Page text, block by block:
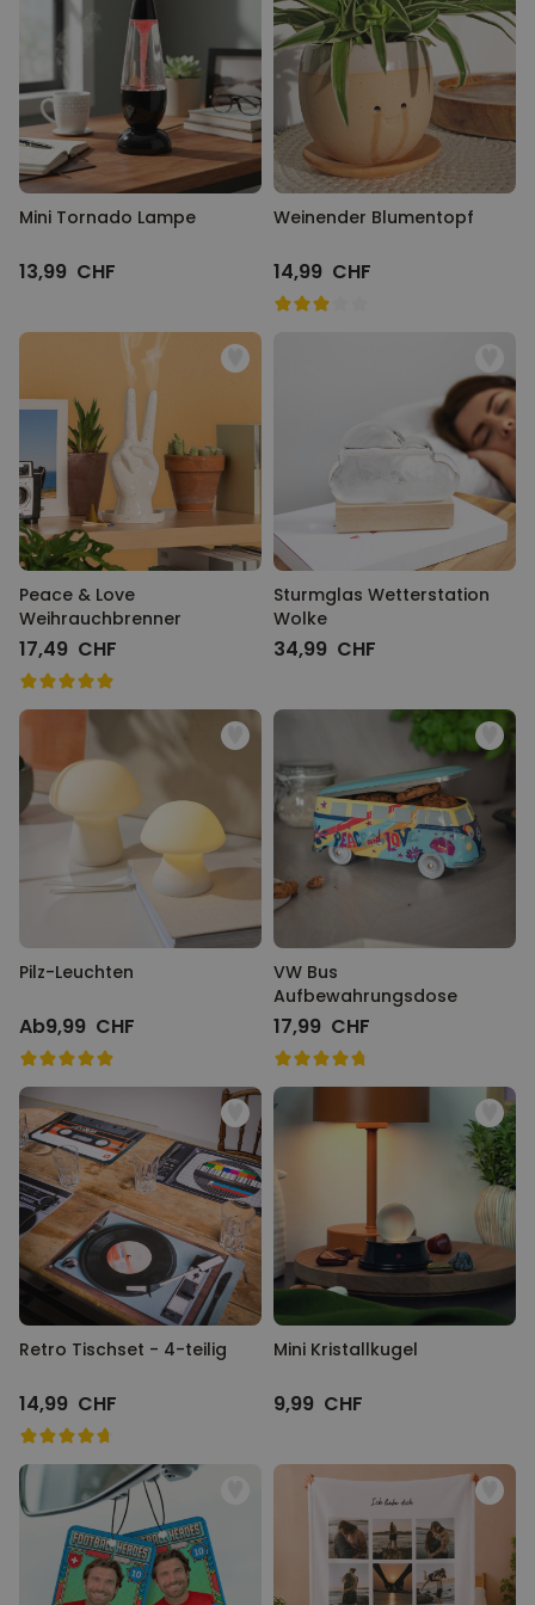
Personalisierbar
Personalisierbarer Bierkrug
mit Logo und Gesicht
über 71.100
mal gekauft
24,99 CHF
Personalisierbar
Personalisierte Vase mit Text
und Symbol
Personalisierbares Handtuch
mit Monogramm
über 300
mal
gekauft
39,99 CHF
Mini Tornado Lampe
13,99 CHF
Weinender Blumentopf
14,99 CHF
Peace & Love
Weihrauchbrenner
17,49 CHF
Sturmglas Wetterstation
Wolke
34,99 CHF
Pilz-Leuchten
Ab9,99 CHF
VW Bus
Aufbewahrungsdose
17,99 CHF
Retro Tischset - 4-teilig
14,99 CHF
Mini Kristallkugel
9,99 CHF